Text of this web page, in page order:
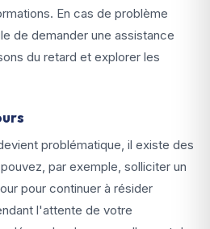
En cas de problème
de demander une assistance
du retard et explorer les
problématique, il existe des
par exemple, solliciter un
pour continuer à résider
l'attente de votre